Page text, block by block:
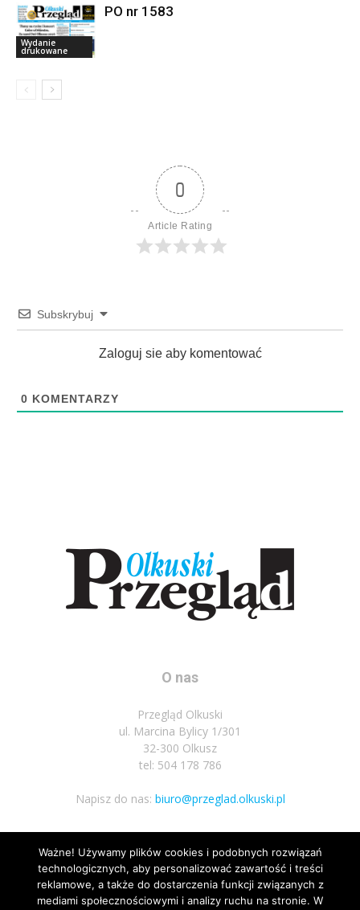
Wydanie
drukowane
PO nr 1583
0
Article Rating
Subskrybuj
Zaloguj sie aby komentować
0 KOMENTARZY
O nas
Przegląd Olkuski
ul. Marcina Bylicy 1/301
32-300 Olkusz
tel: 504 178 786
Napisz do nas: biuro@przeglad.olkuski.pl
Podążaj za nami
Ważne! Używamy plików cookies i podobnych rozwiązań
technologicznych, aby personalizować zawartość i treści
reklamowe, a także do dostarczenia funkcji związanych z
mediami społecznościowymi i analizy ruchu na stronie. W